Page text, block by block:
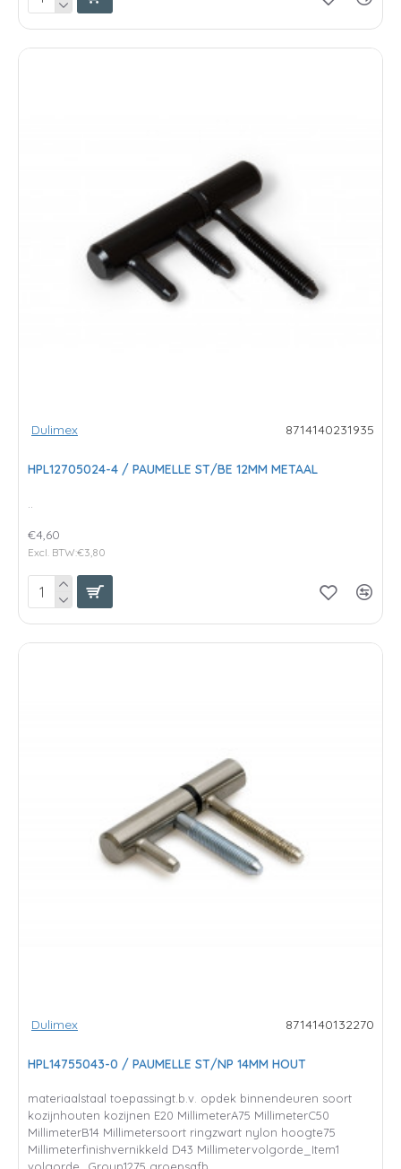
Dulimex 8714140231935
HPL12705024-4 / PAUMELLE ST/BE 12MM METAAL
€4,60
Excl. BTW:€3,80
Dulimex 8714140132270
HPL14755043-0 / PAUMELLE ST/NP 14MM HOUT
materiaalstaal toepassingt.b.v. opdek binnendeuren soort
kozijnhouten kozijnen E20 MillimeterA75 MillimeterC50
MillimeterB14 Millimetersoort ringzwart nylon hoogte75
Millimeterfinishvernikkeld D43 Millimetervolgorde_Item1